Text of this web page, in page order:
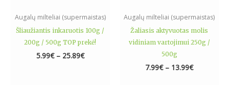
Augalų milteliai (supermaistas)
Šliaužiantis inkaruotis 100g /
200g / 500g TOP prekė!
5.99€ – 25.89€
product
page
Augalų milteliai (supermaistas)
Žaliasis aktyvuotas molis
vidiniam vartojimui 250g /
500g
7.99€ – 13.99€
product
page